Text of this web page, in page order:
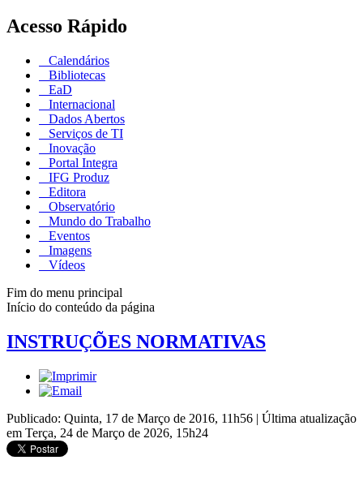
Acesso Rápido
Calendários
Bibliotecas
EaD
Internacional
Dados Abertos
Serviços de TI
Inovação
Portal Integra
IFG Produz
Editora
Observatório
Mundo do Trabalho
Eventos
Imagens
Vídeos
Fim do menu principal
Início do conteúdo da página
INSTRUÇÕES NORMATIVAS
Publicado: Quinta, 17 de Março de 2016, 11h56 | Última atualização
em Terça, 24 de Março de 2026, 15h24